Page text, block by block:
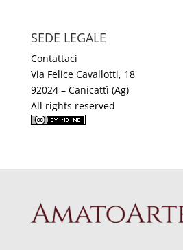
SEDE LEGALE
Contattaci
Via Felice Cavallotti, 18
92024 – Canicattì (Ag)
All rights reserved